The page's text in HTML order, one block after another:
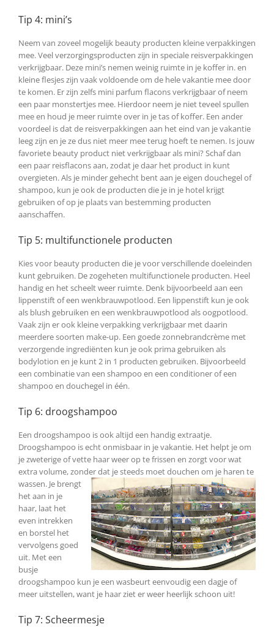
Tip 4: mini’s
Neem van zoveel mogelijk beauty producten kleine verpakkingen
mee. Veel verzorgingsproducten zijn in speciale reisverpakkingen
verkrijgbaar. Deze mini’s nemen weinig ruimte in je koffer in. en
kleine flesjes zijn vaak voldoende om de hele vakantie mee door
te komen. Er zijn zelfs mini parfum flacons verkrijgbaar of neem
een paar monstertjes mee. Hierdoor neem je niet teveel spullen
mee en houd je meer ruimte over in je tas of koffer. Een ander
voordeel is dat de reisverpakkingen aan het eind van je vakantie
leeg zijn en je ze dus niet meer mee terug hoeft te nemen. Is jouw
favoriete beauty product niet verkrijgbaar als mini? Schaf dan
een paar reisflacons aan, zodat je daar het product in kunt
overgieten. Als je minder gehecht bent aan je eigen douchegel of
shampoo, kun je ook de producten die je in je hotel krijgt
gebruiken of op je plaats van bestemming producten
aanschaffen.
Tip 5: multifunctionele producten
Kies voor beauty producten die je voor verschillende doeleinden
kunt gebruiken. De zogeheten multifunctionele producten. Heel
handig en het scheelt weer ruimte. Denk bijvoorbeeld aan een
lippenstift of een wenkbrauwpotlood. Een lippenstift kun je ook
als blush gebruiken en een wenkbrauwpotlood als oogpotlood.
Vaak zijn er ook kleine verpakking verkrijgbaar met daarin
meerdere soorten make-up. Een goede zonnebrandcrème met
verzorgende ingrediënten kun je ook prima gebruiken als
bodylotion en je kunt 2 in 1 producten gebruiken. Bijvoorbeeld
een combinatie van een shampoo en een conditioner of een
shampoo en douchegel in één.
Tip 6: droogshampoo
Een droogshampoo is ook altijd een handig extraatje.
Droogshampoo is echt onmisbaar in je vakantie. Het helpt je om
je zweterige of vette haar weer op te frissen en zorgt voor wat
extra volume, zonder dat je steeds moet douchen om je haren te
wassen. Je brengt
het aan in je
haar, laat het
even intrekken
en borstel het
vervolgens goed
uit. Met een
busje
droogshampoo kun je een wasbeurt eenvoudig een dagje of
meer uitstellen, want je haar ziet er weer heerlijk schoon uit!
Tip 7: Scheermesje